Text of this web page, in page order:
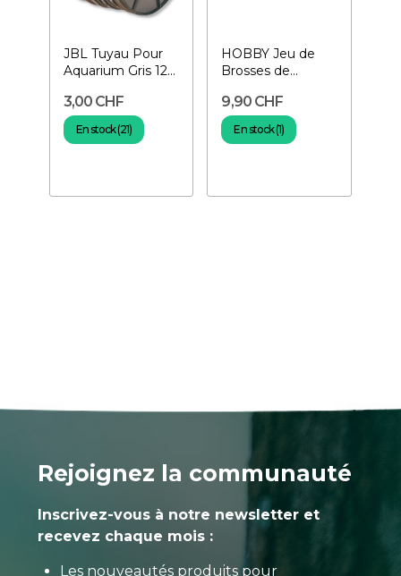
JBL Tuyau Pour
Aquarium Gris 12-
3,00 CHF
En stock (21)
HOBBY Jeu de
Brosses de
9,90 CHF
En stock (1)
Rejoignez la communauté
Inscrivez-vous à notre newsletter et
recevez chaque mois :
Les nouveautés produits pour